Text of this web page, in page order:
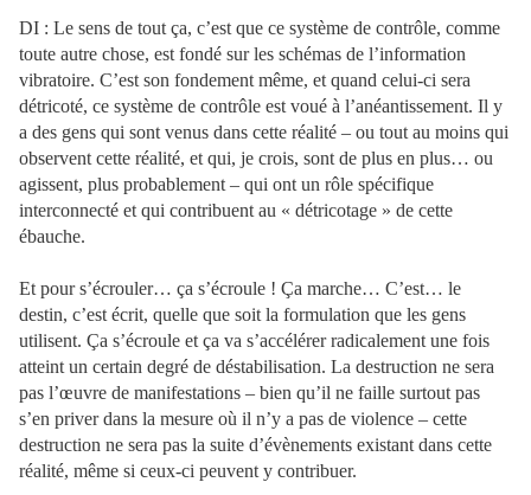
DI : Le sens de tout ça, c’est que ce système de contrôle, comme
toute autre chose, est fondé sur les schémas de l’information
vibratoire. C’est son fondement même, et quand celui-ci sera
détricoté, ce système de contrôle est voué à l’anéantissement. Il y
a des gens qui sont venus dans cette réalité – ou tout au moins qui
observent cette réalité, et qui, je crois, sont de plus en plus… ou
agissent, plus probablement – qui ont un rôle spécifique
interconnecté et qui contribuent au « détricotage » de cette
ébauche.
Et pour s’écrouler… ça s’écroule ! Ça marche… C’est… le
destin, c’est écrit, quelle que soit la formulation que les gens
utilisent. Ça s’écroule et ça va s’accélérer radicalement une fois
atteint un certain degré de déstabilisation. La destruction ne sera
pas l’œuvre de manifestations – bien qu’il ne faille surtout pas
s’en priver dans la mesure où il n’y a pas de violence – cette
destruction ne sera pas la suite d’évènements existant dans cette
réalité, même si ceux-ci peuvent y contribuer.